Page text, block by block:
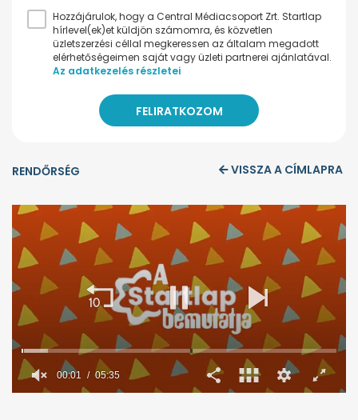
Hozzájárulok, hogy a Central Médiacsoport Zrt. Startlap
hírlevel(ek)et küldjön számomra, és közvetlen
üzletszerzési céllal megkeressen az általam megadott
elérhetőségeimen saját vagy üzleti partnerei ajánlatával.
Az adatkezelés részletei
RENDŐRSÉG VISSZA A CÍMLAPRA
00:02 05:35